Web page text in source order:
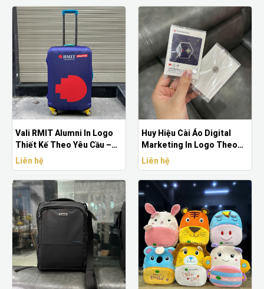
Vali RMIT Alumni In Logo
Thiết Kế Theo Yêu Cầu –
Vali Quà Tặng Doanh
Nghiệp Cao Cấp
Liên hệ
Huy Hiệu Cài Áo Digital
Marketing In Logo Theo
Yêu Cầu – Pin Badge Mica
Kèm Card
Liên hệ